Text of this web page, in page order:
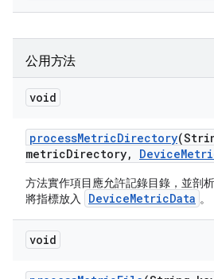
公用方法
void
processMetricDirectory
metricDirectory, Device
方法實作項目應允許記錄目錄，並剖
將指標放入
DeviceMetricData 。
void